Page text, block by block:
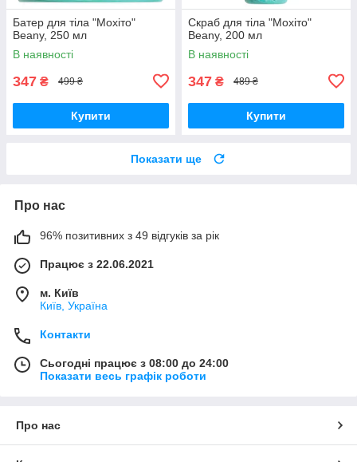
Батер для тіла "Мохіто"
Beany, 250 мл
В наявності
347 ₴ 499 ₴
Купити
Скраб для тіла "Мохіто"
Beany, 200 мл
В наявності
347 ₴ 489 ₴
Купити
Показати ще
Про нас
96% позитивних з 49 відгуків за рік
Працює з 22.06.2021
м. Київ
Київ, Україна
Контакти
Сьогодні працює з 08:00 до 24:00
Показати весь графік роботи
Про нас